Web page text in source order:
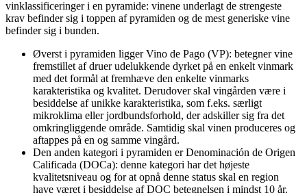
vinklassificeringer i en pyramide: vinene underlagt de strengeste
krav befinder sig i toppen af pyramiden og de mest generiske vine
befinder sig i bunden.
Øverst i pyramiden ligger Vino de Pago (VP): betegner vine
fremstillet af druer udelukkende dyrket på en enkelt vinmark
med det formål at fremhæve den enkelte vinmarks
karakteristika og kvalitet. Derudover skal vingården være i
besiddelse af unikke karakteristika, som f.eks. særligt
mikroklima eller jordbundsforhold, der adskiller sig fra det
omkringliggende område. Samtidig skal vinen produceres og
aftappes på en og samme vingård.
Den anden kategori i pyramiden er Denominación de Origen
Calificada (DOCa): denne kategori har det højeste
kvalitetsniveau og for at opnå denne status skal en region
have været i besiddelse af DOC betegnelsen i mindst 10 år.